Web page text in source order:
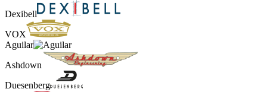
Dexibell
VOX
Aguilar
Ashdown
Duesenberg